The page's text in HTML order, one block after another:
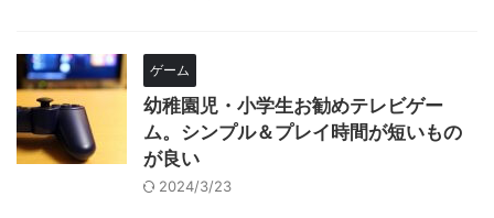
ゲーム
幼稚園児・小学生お勧めテレビゲー
ム。シンプル＆プレイ時間が短いもの
が良い
2024/3/23